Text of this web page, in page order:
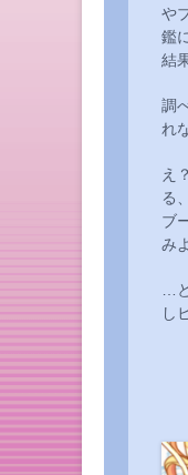
や
鑑
結
調
れ
え
る
ブ
み
…
し